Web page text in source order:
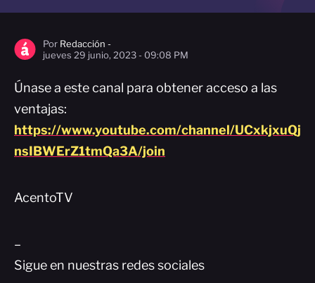
Por Redacción -
jueves 29 junio, 2023 - 09:08 PM
Únase a este canal para obtener acceso a las
ventajas:
https://www.youtube.com/channel/UCxkjxuQj
nsIBWErZ1tmQa3A/join
AcentoTV
–
Sigue en nuestras redes sociales